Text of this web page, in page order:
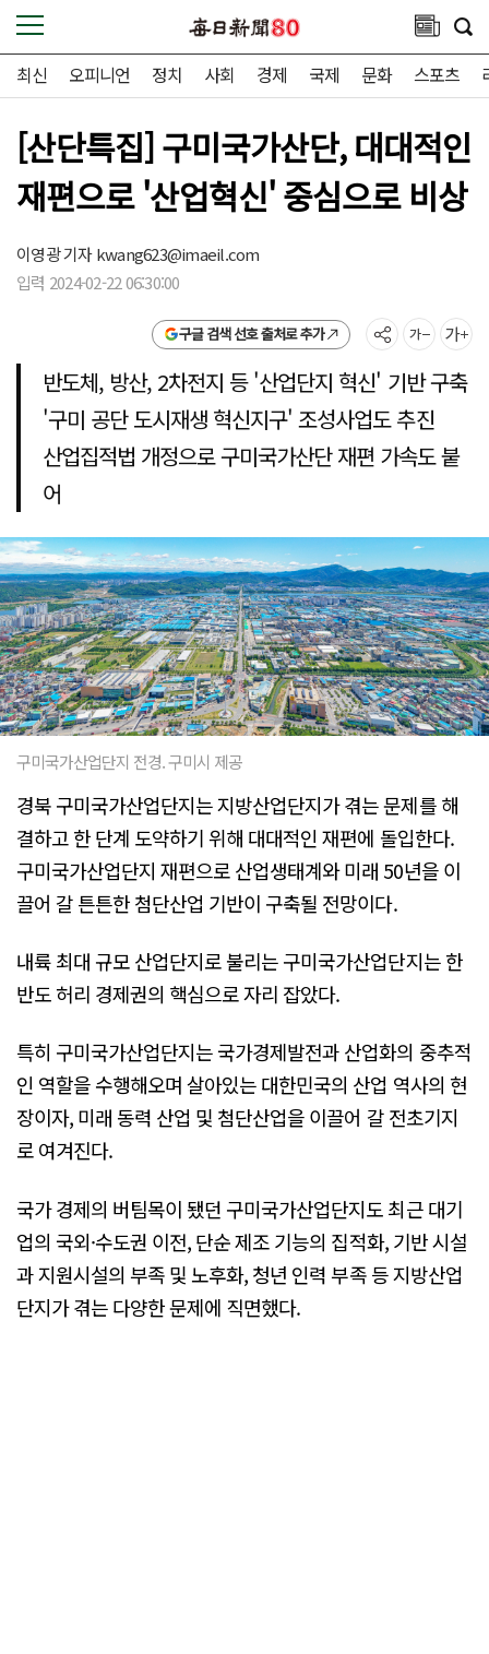
최신 오피니언 정치 사회 경제 국제 문화 스포츠
[산단특집] 구미국가산단, 대대적인
재편으로 '산업혁신' 중심으로 비상
이영광 기자kwang623@imaeil.com
입력 2024-02-22 06:30:00
구글 검색 선호 출처로 추가
반도체, 방산, 2차전지 등 '산업단지 혁신' 기반 구축
'구미 공단 도시재생 혁신지구' 조성사업도 추진
산업집적법 개정으로 구미국가산단 재편 가속도 붙
어
구미국가산업단지 전경. 구미시 제공
경북 구미국가산업단지는 지방산업단지가 겪는 문제를 해
결하고 한 단계 도약하기 위해 대대적인 재편에 돌입한다.
구미국가산업단지 재편으로 산업생태계와 미래 50년을 이
끌어 갈 튼튼한 첨단산업 기반이 구축될 전망이다.
내륙 최대 규모 산업단지로 불리는 구미국가산업단지는 한
반도 허리 경제권의 핵심으로 자리 잡았다.
특히 구미국가산업단지는 국가경제발전과 산업화의 중추적
인 역할을 수행해오며 살아있는 대한민국의 산업 역사의 현
장이자, 미래 동력 산업 및 첨단산업을 이끌어 갈 전초기지
로 여겨진다.
국가 경제의 버팀목이 됐던 구미국가산업단지도 최근 대기
업의 국외·수도권 이전, 단순 제조 기능의 집적화, 기반 시설
과 지원시설의 부족 및 노후화, 청년 인력 부족 등 지방산업
단지가 겪는 다양한 문제에 직면했다.